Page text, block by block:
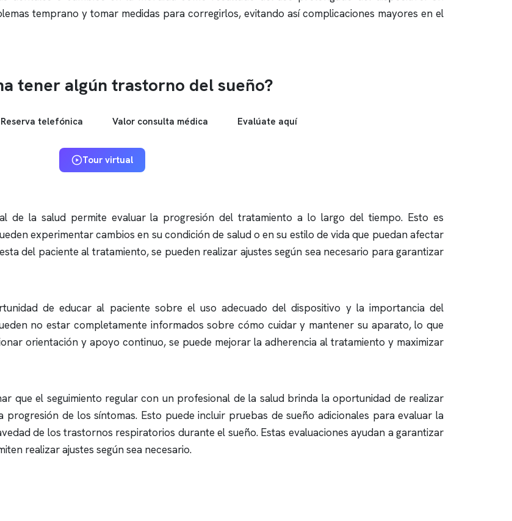
temprano y tomar medidas para corregirlos, evitando así complicaciones mayores en el
tener algún trastorno del sueño?
Reserva telefónica Valor consulta médica Evalúate aquí
Tour virtual
de la salud permite evaluar la progresión del tratamiento a lo largo del tiempo. Esto es
experimentar cambios en su condición de salud o en su estilo de vida que puedan afectar
del paciente al tratamiento, se pueden realizar ajustes según sea necesario para garantizar
de educar al paciente sobre el uso adecuado del dispositivo y la importancia del
no estar completamente informados sobre cómo cuidar y mantener su aparato, lo que
orientación y apoyo continuo, se puede mejorar la adherencia al tratamiento y maximizar
que el seguimiento regular con un profesional de la salud brinda la oportunidad de realizar
de los síntomas. Esto puede incluir pruebas de sueño adicionales para evaluar la
de los trastornos respiratorios durante el sueño. Estas evaluaciones ayudan a garantizar
realizar ajustes según sea necesario.